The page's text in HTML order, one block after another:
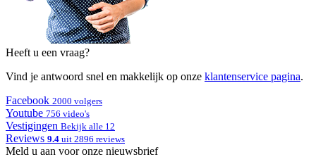
Heeft u een vraag?
Vind je antwoord snel en makkelijk op onze klantenservice pagina.
Facebook 2000 volgers
Youtube 756 video's
Vestigingen Bekijk alle 12
Reviews 9.4 uit 2896 reviews
Meld u aan voor onze nieuwsbrief